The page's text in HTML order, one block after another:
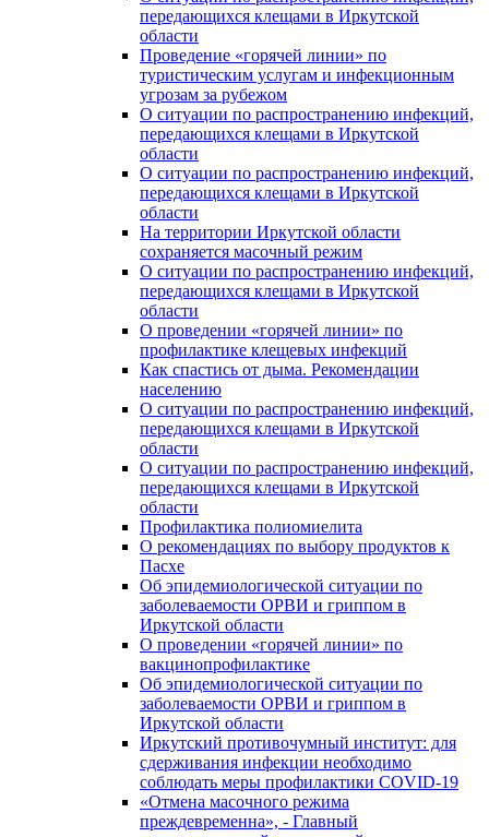
передающихся клещами в Иркутской
области
Проведение «горячей линии» по
туристическим услугам и инфекционным
угрозам за рубежом
О ситуации по распространению инфекций,
передающихся клещами в Иркутской
области
О ситуации по распространению инфекций,
передающихся клещами в Иркутской
области
На территории Иркутской области
сохраняется масочный режим
О ситуации по распространению инфекций,
передающихся клещами в Иркутской
области
О проведении «горячей линии» по
профилактике клещевых инфекций
Как спастись от дыма. Рекомендации
населению
О ситуации по распространению инфекций,
передающихся клещами в Иркутской
области
О ситуации по распространению инфекций,
передающихся клещами в Иркутской
области
Профилактика полиомиелита
О рекомендациях по выбору продуктов к
Пасхе
Об эпидемиологической ситуации по
заболеваемости ОРВИ и гриппом в
Иркутской области
О проведении «горячей линии» по
вакцинопрофилактике
Об эпидемиологической ситуации по
заболеваемости ОРВИ и гриппом в
Иркутской области
Иркутский противочумный институт: для
сдерживания инфекции необходимо
соблюдать меры профилактики COVID-19
«Отмена масочного режима
преждевременна», - Главный